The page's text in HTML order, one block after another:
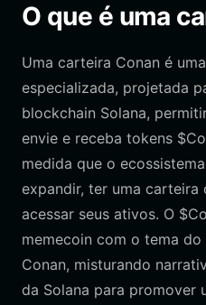
O que é uma
Uma carteira Conan é
especializada, projetada
blockchain Solana,
envie e receba tokens
medida que o
expandir, ter uma carteira
acessar seus ativos. O
memecoin com o tema
Conan, misturando
da Solana para promover